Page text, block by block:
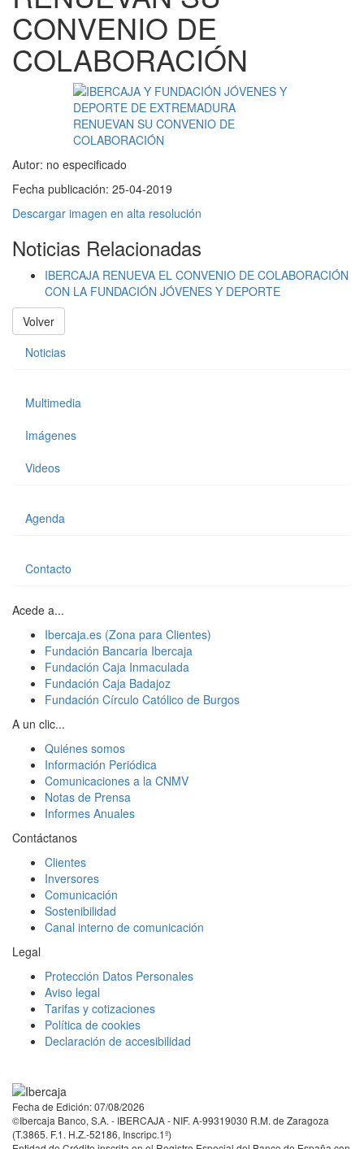
CONVENIO DE
COLABORACIÓN
Autor: no especificado
Fecha publicación: 25-04-2019
Descargar imagen en alta resolución
Noticias Relacionadas
IBERCAJA RENUEVA EL CONVENIO DE COLABORACIÓN
CON LA FUNDACIÓN JÓVENES Y DEPORTE
Volver
Noticias
Multimedia
Imágenes
Videos
Agenda
Contacto
Acede a...
Ibercaja.es (Zona para Clientes)
Fundación Bancaria Ibercaja
Fundación Caja Inmaculada
Fundación Caja Badajoz
Fundación Círculo Católico de Burgos
A un clic...
Quiénes somos
Información Periódica
Comunicaciones a la CNMV
Notas de Prensa
Informes Anuales
Contáctanos
Clientes
Inversores
Comunicación
Sostenibilidad
Canal interno de comunicación
Legal
Protección Datos Personales
Aviso legal
Tarifas y cotizaciones
Política de cookies
Declaración de accesibilidad
Fecha de Edición: 07/08/2026
©Ibercaja Banco, S.A. - IBERCAJA - NIF. A-99319030 R.M. de Zaragoza
(T.3865. F.1. H.Z.-52186, Inscripc.1º)